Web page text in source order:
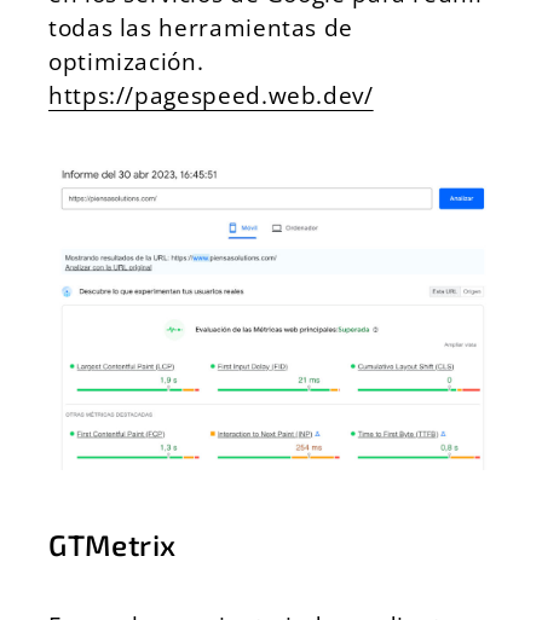
todas las herramientas de
optimización.
https://pagespeed.web.dev/
GTMetrix